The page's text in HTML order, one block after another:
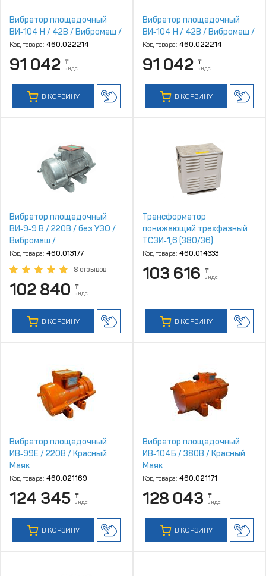
Вибратор площадочный
ВИ‑104 Н / 42В / Вибромаш /
Код товара: 460.022214
91 042 ₸
с НДС
В КОРЗИНУ
Вибратор площадочный
ВИ‑104 Н / 42В / Вибромаш /
Код товара: 460.022214
91 042 ₸
с НДС
В КОРЗИНУ
Вибратор площадочный
ВИ‑9‑9 В / 220В / без УЗО /
Вибромаш /
Код товара: 460.013177
8 отзывов
102 840 ₸
с НДС
В КОРЗИНУ
Трансформатор
понижающий трехфазный
ТСЗИ‑1,6 (380/36)
Код товара: 460.014333
103 616 ₸
с НДС
В КОРЗИНУ
Вибратор площадочный
ИВ‑99Е / 220В / Красный
Маяк
Код товара: 460.021169
124 345 ₸
с НДС
В КОРЗИНУ
Вибратор площадочный
ИВ‑104Б / 380В / Красный
Маяк
Код товара: 460.021171
128 043 ₸
с НДС
В КОРЗИНУ